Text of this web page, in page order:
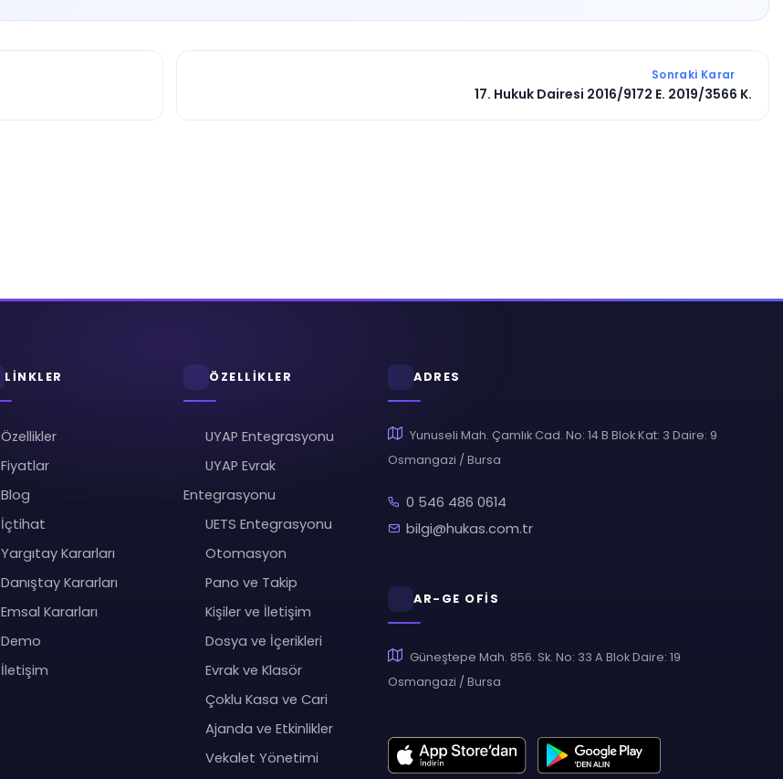
Sonraki Karar
17. Hukuk Dairesi 2016/9172 E. 2019/3566 K.
LİNKLER
Özellikler
Fiyatlar
Blog
İçtihat
Yargıtay Kararları
Danıştay Kararları
Emsal Kararları
Demo
İletişim
ÖZELLİKLER
UYAP Entegrasyonu
UYAP Evrak
Entegrasyonu
UETS Entegrasyonu
Otomasyon
Pano ve Takip
Kişiler ve İletişim
Dosya ve İçerikleri
Evrak ve Klasör
Çoklu Kasa ve Cari
Ajanda ve Etkinlikler
Vekalet Yönetimi
ADRES
Yunuseli Mah. Çamlık Cad. No: 14 B Blok Kat: 3 Daire: 9
Osmangazi / Bursa
0 546 486 0614
bilgi@hukas.com.tr
AR-GE OFİS
Güneştepe Mah. 856. Sk. No: 33 A Blok Daire: 19
Osmangazi / Bursa